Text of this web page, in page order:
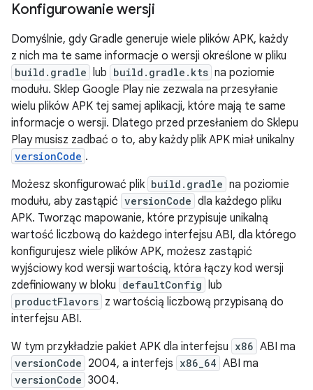
Konfigurowanie wersji
Domyślnie, gdy Gradle generuje wiele plików APK, każdy
z nich ma te same informacje o wersji określone w pliku
build.gradle lub build.gradle.kts na poziomie
modułu. Sklep Google Play nie zezwala na przesyłanie
wielu plików APK tej samej aplikacji, które mają te same
informacje o wersji. Dlatego przed przesłaniem do Sklepu
Play musisz zadbać o to, aby każdy plik APK miał unikalny
versionCode .
Możesz skonfigurować plik build.gradle na poziomie
modułu, aby zastąpić versionCode dla każdego pliku
APK. Tworząc mapowanie, które przypisuje unikalną
wartość liczbową do każdego interfejsu ABI, dla którego
konfigurujesz wiele plików APK, możesz zastąpić
wyjściowy kod wersji wartością, która łączy kod wersji
zdefiniowany w bloku defaultConfig lub
productFlavors z wartością liczbową przypisaną do
interfejsu ABI.
W tym przykładzie pakiet APK dla interfejsu x86 ABI ma
versionCode 2004, a interfejs x86_64 ABI ma
versionCode 3004.